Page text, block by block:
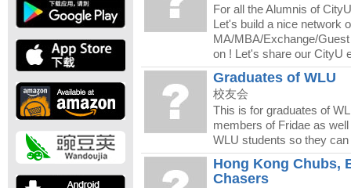
For all the Alumnis of
Let's build a nice network
MA/MBA/Exchange/
on ! Let's share our CityU
Graduates of WLU
校友会
This is for graduates of
members of Fridae as
WLU students so they
Hong Kong Chubs,
Chasers